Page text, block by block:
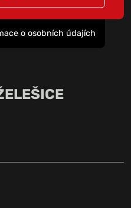
o osobních údajích